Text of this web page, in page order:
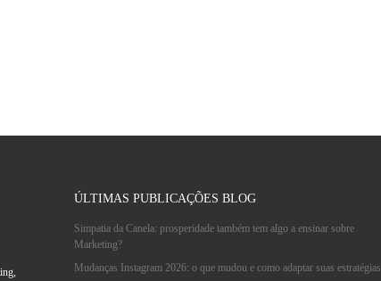
ÚLTIMAS PUBLICAÇÕES BLOG
Simpatia da Canela: prosperidade também tem algo a ensinar sobre
Marketing?
Mudanças Instagram 2026: o que mudou e como adaptar suas estratégias